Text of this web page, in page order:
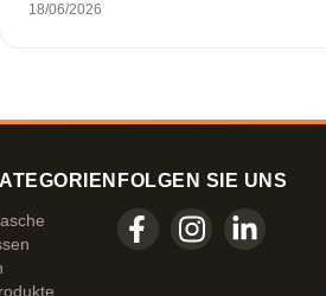
18/06/2026
FOLGEN SIE UNS